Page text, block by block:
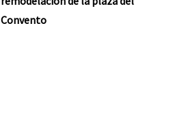
Convento